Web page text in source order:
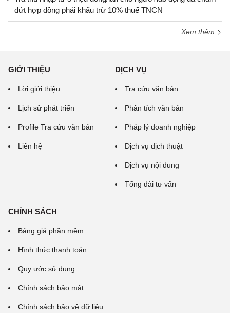
dứt hợp đồng phải khấu trừ 10% thuế TNCN
Xem thêm
GIỚI THIỆU
Lời giới thiệu
Lịch sử phát triển
Profile Tra cứu văn bản
Liên hệ
DỊCH VỤ
Tra cứu văn bản
Phân tích văn bản
Pháp lý doanh nghiệp
Dịch vụ dịch thuật
Dịch vụ nội dung
Tổng đài tư vấn
CHÍNH SÁCH
Bảng giá phần mềm
Hình thức thanh toán
Quy ước sử dụng
Chính sách bảo mật
Chính sách bảo vệ dữ liệu